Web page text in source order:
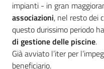
impianti - in gran
associazioni, nel resto dei
questo durissimo periodo
di gestione delle piscine.
Già avviato l’iter per
beneficiario.